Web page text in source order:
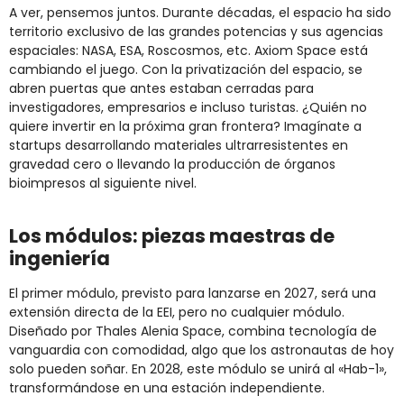
A ver, pensemos juntos. Durante décadas, el espacio ha sido
territorio exclusivo de las grandes potencias y sus agencias
espaciales: NASA, ESA, Roscosmos, etc. Axiom Space está
cambiando el juego. Con la privatización del espacio, se
abren puertas que antes estaban cerradas para
investigadores, empresarios e incluso turistas. ¿Quién no
quiere invertir en la próxima gran frontera? Imagínate a
startups desarrollando materiales ultrarresistentes en
gravedad cero o llevando la producción de órganos
bioimpresos al siguiente nivel.
Los módulos: piezas maestras de
ingeniería
El primer módulo, previsto para lanzarse en 2027, será una
extensión directa de la EEI, pero no cualquier módulo.
Diseñado por Thales Alenia Space, combina tecnología de
vanguardia con comodidad, algo que los astronautas de hoy
solo pueden soñar. En 2028, este módulo se unirá al «Hab-1»,
transformándose en una estación independiente.